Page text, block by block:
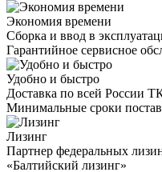
Экономия времени
Сборка и ввод в
Гарантийное сервисное
Удобно и быстро
Доставка по всей России
Минимальные сроки
Лизинг
Партнер федеральных
«Балтийский лизинг»